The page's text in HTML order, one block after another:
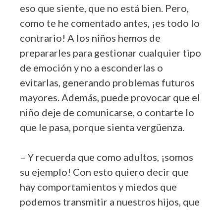
eso que siente, que no está bien. Pero,
como te he comentado antes, ¡es todo lo
contrario! A los niños hemos de
prepararles para gestionar cualquier tipo
de emoción y no a esconderlas o
evitarlas, generando problemas futuros
mayores. Además, puede provocar que el
niño deje de comunicarse, o contarte lo
que le pasa, porque sienta vergüenza.
– Y recuerda que como adultos, ¡somos
su ejemplo! Con esto quiero decir que
hay comportamientos y miedos que
podemos transmitir a nuestros hijos, que